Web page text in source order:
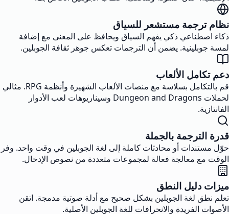
نظام ترجمة مستشعر للسياق
ذكاء اصطناعي ذكي يفهم السياق ويحافظ على المعنى مع إضافة
لمسة جوبلينية. يضمن أن الترجمات تعكس جوهر ثقافة الجوبلين.
دعم تكامل الألعاب
قم بالتكامل بسلاسة مع منصات الألعاب الشهيرة وأنظمة RPG. مثالي
لحملات Dungeon and Dragons وسيناريوهات لعب الأدوار
الفانتازية.
قدرة الترجمة بالجملة
حوّل مستندات أو محادثات كاملة إلى لغة الجوبلين في وقت واحد. وفر
الوقت مع معالجة فعالة لمجموعات متعددة من نصوص الإدخال.
ميزات دليل النطق
تعلم نطق لغة الجوبلين بشكل صحيح مع أدلة صوتية مدمجة. اتقن
الأصوات الفريدة والانحرافات للغة الجوبلين الأصلية.